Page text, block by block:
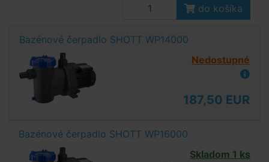
do košíka
Bazénové čerpadlo SHOTT WP14000
Nedostupné
187,50 EUR
Bazénové čerpadlo SHOTT WP16000
Skladom 1 ks